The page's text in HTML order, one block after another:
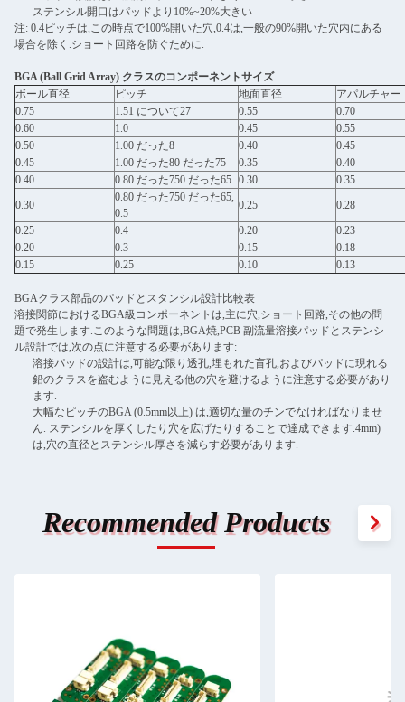
ステンシル開口はパッドより10%~20%大きい
注: 0.4ピッチは,この時点で100%開いた穴,0.4は,一般の90%開いた穴内にある
場合を除く.ショート回路を防ぐために.
BGA (Ball Grid Array) クラスのコンポーネントサイズ
ボール直径
ピッチ 地面直径
アパルチャー
0.75
1.51 について27 0.55
0.70
0.60
1.0 0.45
0.55
0.50
1.00 だった8 0.40
0.45
0.45
1.00 だった80 だった75 0.35
0.40
0.40
0.80 だった750 だった65 0.30
0.35
0.30
0.80 だった750 だった65,
0.5
0.25
0.28
0.25
0.4 0.20
0.23
0.20
0.3 0.15
0.18
0.15
0.25 0.10 0.13
BGAクラス部品のパッドとスタンシル設計比較表
溶接関節におけるBGA級コンポーネントは,主に穴,ショート回路,その他の問
題で発生します.このような問題は,BGA焼,PCB 副流量溶接パッドとステンシ
ル設計では,次の点に注意する必要があります:
溶接パッドの設計は,可能な限り透孔,埋もれた盲孔,およびパッドに現れる
鉛のクラスを盗むように見える他の穴を避けるように注意する必要があり
ます.
大幅なピッチのBGA (0.5mm以上) は,適切な量のチンでなければなりませ
ん. ステンシルを厚くしたり穴を広げたりすることで達成できます.4mm)
は,穴の直径とステンシル厚さを減らす必要があります.
Recommended Products